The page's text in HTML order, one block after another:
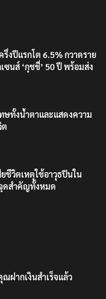
งปีแรกโต 6.5% กวาดราย
ซนส์ ‘กุชชี่’ 50 ปี พร้อมส่ง
ษทั้งน้ำตาและแสดงความ
ต
ชีวิตเหตุใช้อาวุธปืนใน
จุดสำคัญทั้งหมด
ณฝากเงินสำเร็จแล้ว